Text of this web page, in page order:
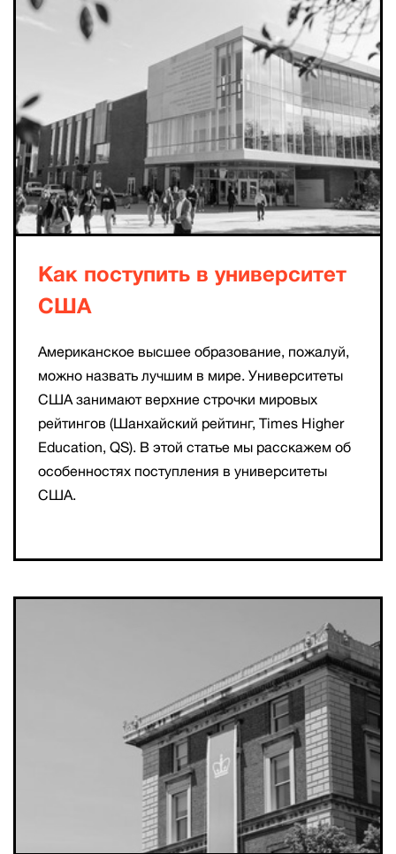
Как поступить в университет
США
Американское высшее образование, пожалуй,
можно назвать лучшим в мире. Университеты
США занимают верхние строчки мировых
рейтингов (Шанхайский рейтинг, Times Higher
Education, QS). В этой статье мы расскажем об
особенностях поступления в университеты
США.